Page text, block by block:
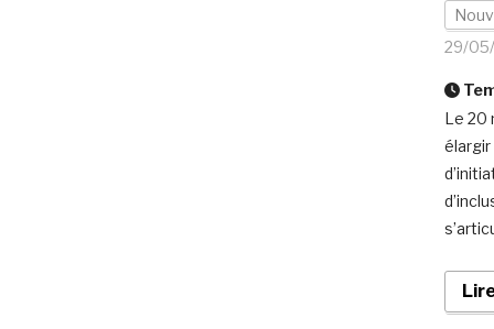
29/
Le 20
élargir